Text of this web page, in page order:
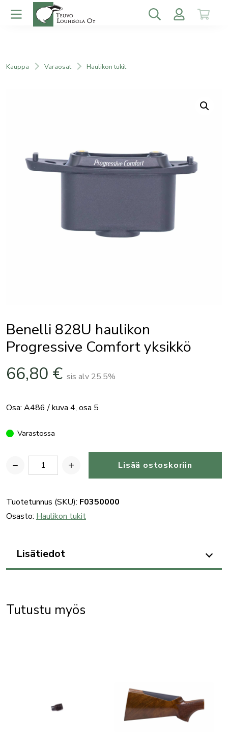
Kauppa Varaosat Haulikon tukit
Benelli 828U haulikon
Progressive Comfort yksikkö
66,80 € sis alv 25.5%
Osa: A486 / kuva 4, osa 5
Varastossa
−
Benelli
haulikon
Progressive
määrä
+ Lisää ostoskoriin
Tuotetunnus (SKU): F0350000
Osasto: Haulikon tukit
Lisätiedot
Tutustu myös